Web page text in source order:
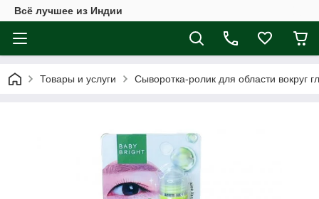
Всё лучшее из Индии
Товары и услуги Сыворотка-ролик для области вокруг